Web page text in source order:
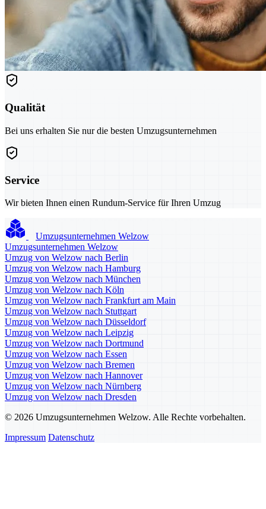
Qualität
Bei uns erhalten Sie nur die besten Umzugsunternehmen
Service
Wir bieten Ihnen einen Rundum-Service für Ihren Umzug
Umzugsunternehmen Welzow
Umzugsunternehmen Welzow
Umzug von Welzow nach Berlin
Umzug von Welzow nach Hamburg
Umzug von Welzow nach München
Umzug von Welzow nach Köln
Umzug von Welzow nach Frankfurt am Main
Umzug von Welzow nach Stuttgart
Umzug von Welzow nach Düsseldorf
Umzug von Welzow nach Leipzig
Umzug von Welzow nach Dortmund
Umzug von Welzow nach Essen
Umzug von Welzow nach Bremen
Umzug von Welzow nach Hannover
Umzug von Welzow nach Nürnberg
Umzug von Welzow nach Dresden
© 2026 Umzugsunternehmen Welzow. Alle Rechte vorbehalten.
Impressum Datenschutz